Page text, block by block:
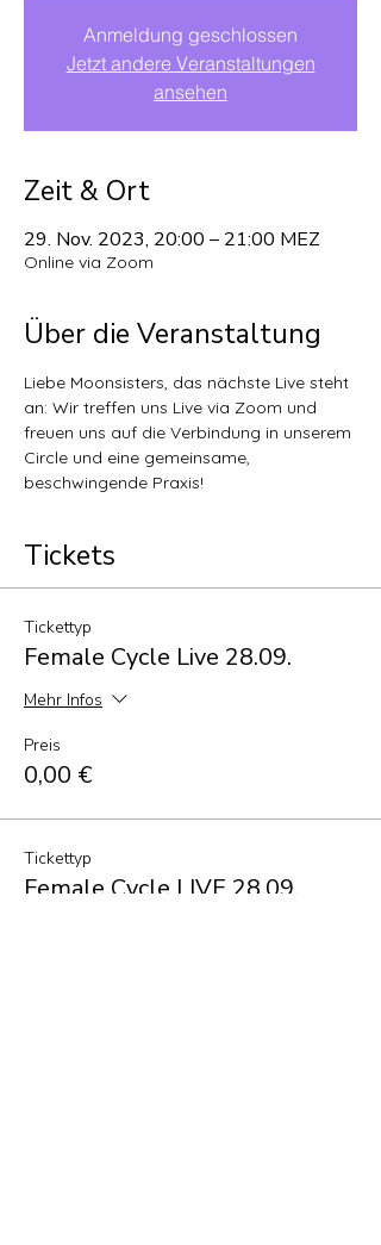
Anmeldung geschlossen
Jetzt andere Veranstaltungen
ansehen
Zeit & Ort
29. Nov. 2023, 20:00 – 21:00 MEZ
Online via Zoom
Über die Veranstaltung
Liebe Moonsisters, das nächste Live steht
an: Wir treffen uns Live via Zoom und
freuen uns auf die Verbindung in unserem
Circle und eine gemeinsame,
beschwingende Praxis!
Tickets
Tickettyp
Female Cycle Live 28.09.
Mehr Infos
Preis
0,00 €
Tickettyp
Female Cycle LIVE 28.09.